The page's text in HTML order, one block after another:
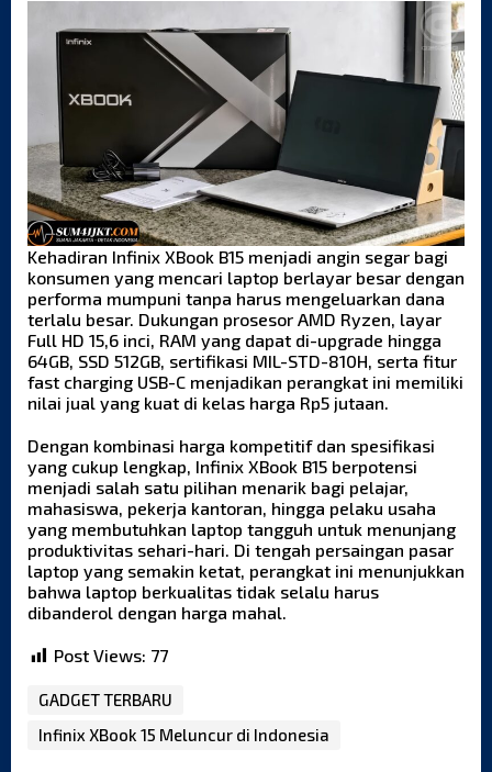
Kehadiran Infinix XBook B15 menjadi angin segar bagi
konsumen yang mencari laptop berlayar besar dengan
performa mumpuni tanpa harus mengeluarkan dana
terlalu besar. Dukungan prosesor AMD Ryzen, layar
Full HD 15,6 inci, RAM yang dapat di-upgrade hingga
64GB, SSD 512GB, sertifikasi MIL-STD-810H, serta fitur
fast charging USB-C menjadikan perangkat ini memiliki
nilai jual yang kuat di kelas harga Rp5 jutaan.
Dengan kombinasi harga kompetitif dan spesifikasi
yang cukup lengkap, Infinix XBook B15 berpotensi
menjadi salah satu pilihan menarik bagi pelajar,
mahasiswa, pekerja kantoran, hingga pelaku usaha
yang membutuhkan laptop tangguh untuk menunjang
produktivitas sehari-hari. Di tengah persaingan pasar
laptop yang semakin ketat, perangkat ini menunjukkan
bahwa laptop berkualitas tidak selalu harus
dibanderol dengan harga mahal.
Post Views: 77
GADGET TERBARU
Infinix XBook 15 Meluncur di Indonesia